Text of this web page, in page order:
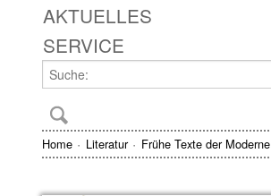
AKTUELLES
SERVICE
Home Literatur Frühe Texte der Moderne